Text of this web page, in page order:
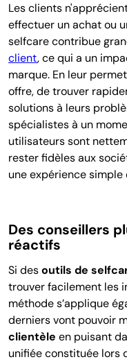
Les clients
effectuer un achat ou
selfcare contribue
client, ce qui a un
marque. En leur
offre, de trouver
solutions à leurs
spécialistes à un
utilisateurs sont
rester fidèles aux
une expérience simple
Des conseillers
réactifs
Si desoutils de
trouver facilement les
méthode s’applique
derniers vont pouvoir
clientèle en puisant
unifiée constituée lors